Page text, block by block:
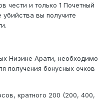
чести и только 1 Почетный
убийства вы получите
Низине Арати, необходимо
получения бонусных очков
кратного 200 (200, 400,